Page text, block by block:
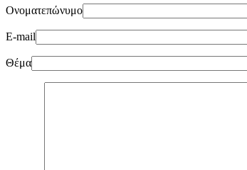
Ονοματεπώνυμο
E-mail
Θέμα